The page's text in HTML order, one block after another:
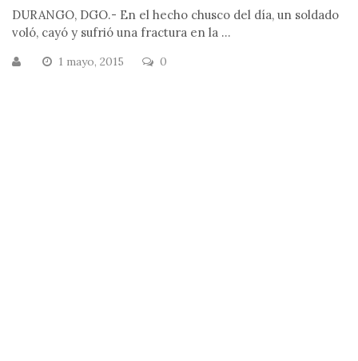
DURANGO, DGO.- En el hecho chusco del día, un soldado
voló, cayó y sufrió una fractura en la ...
1 mayo, 2015 0